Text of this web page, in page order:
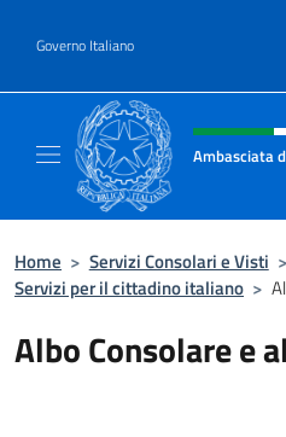
Governo Italiano
Intestazione sito,
Ambasciata
Home > Servizi Consolari e Visti >
Servizi per il cittadino italiano >
Albo Consolare e